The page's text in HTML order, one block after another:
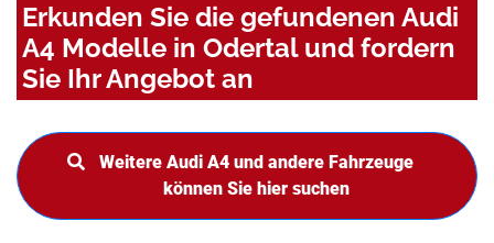
Erkunden Sie die gefundenen Audi
A4 Modelle in Odertal und fordern
Sie Ihr Angebot an
Weitere Audi A4 und andere Fahrzeuge
können Sie hier suchen